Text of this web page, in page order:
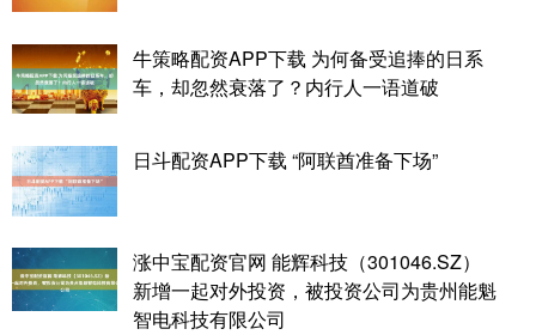
牛策略配资APP下载 为何备受追捧的日系
车，却忽然衰落了？内行人一语道破
日斗配资APP下载 “阿联酋准备下场”
涨中宝配资官网 能辉科技（301046.SZ）
新增一起对外投资，被投资公司为贵州能魁
智电科技有限公司